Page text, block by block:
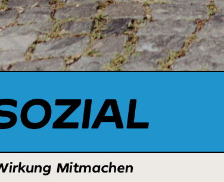
Mitmachen